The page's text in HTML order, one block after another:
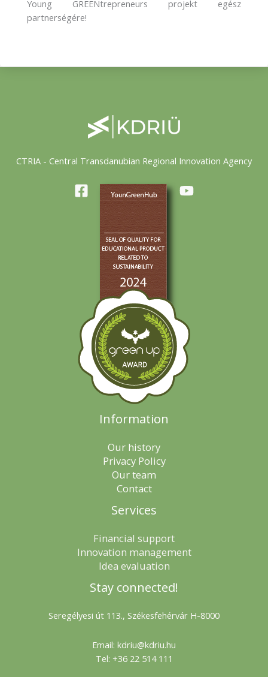
Young GREENtrepreneurs projekt egész
partnerségére!
CTRIA - Central Transdanubian Regional Innovation Agency
Information
Our history
Privacy Policy
Our team
Contact
Services
Financial support
Innovation management
Idea evaluation
Stay connected!
Seregélyesi út 113., Székesfehérvár H-8000
Email: kdriu@kdriu.hu
Tel: +36 22 514 111